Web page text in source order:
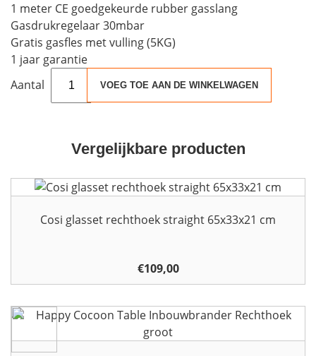
1 meter CE goedgekeurde rubber gasslang
Gasdrukregelaar 30mbar
Gratis gasfles met vulling (5KG)
1 jaar garantie
Inbouwbrander
aantal
VOEG TOE AAN DE WINKELWAGEN
Vergelijkbare producten
Cosi glasset rechthoek straight 65x33x21 cm
€109,00